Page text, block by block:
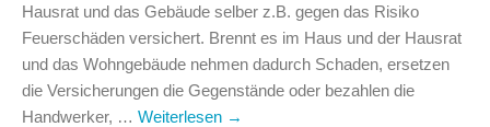
Hausrat und das Gebäude selber z.B. gegen das Risiko
Feuerschäden versichert. Brennt es im Haus und der Hausrat
und das Wohngebäude nehmen dadurch Schaden, ersetzen
die Versicherungen die Gegenstände oder bezahlen die
Handwerker, … Weiterlesen →